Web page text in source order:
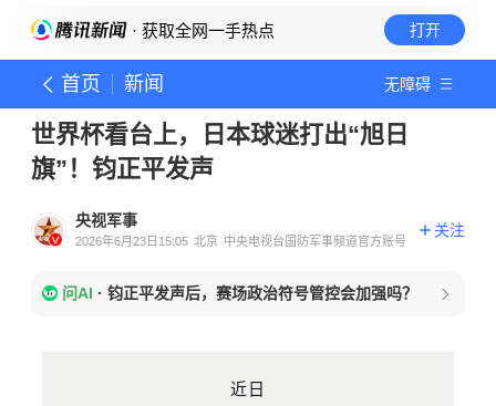
· 获取全网一手热点 打开
首页 新闻 无障碍
世界杯看台上，日本球迷打出“旭日
旗”！钧正平发声
央视军事
2026年6月23日15:05 北京 中央电视台国防军事频道官方账号
关注
问AI · 钧正平发声后，赛场政治符号管控会加强吗？
近日